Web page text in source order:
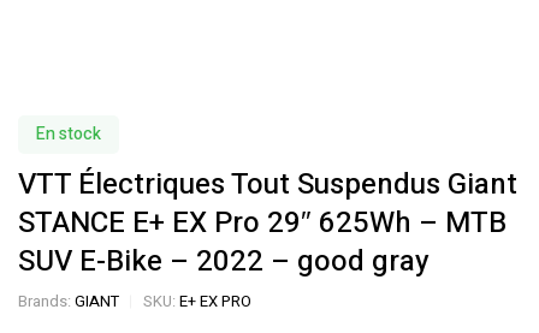
En stock
VTT Électriques Tout Suspendus Giant
STANCE E+ EX Pro 29″ 625Wh – MTB
SUV E-Bike – 2022 – good gray
Brands: GIANT SKU: E+ EX PRO